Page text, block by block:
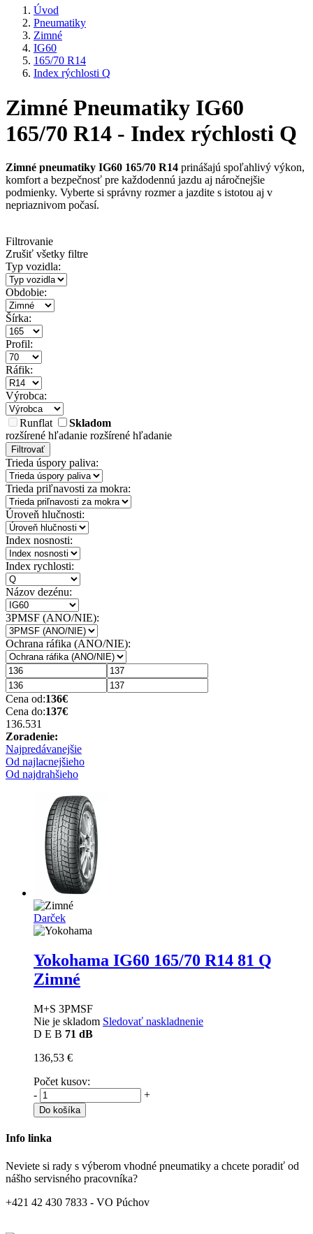
Úvod
Pneumatiky
Zimné
IG60
165/70 R14
Index rýchlosti Q
Zimné Pneumatiky IG60
165/70 R14 - Index rýchlosti Q
Zimné pneumatiky IG60 165/70 R14 prinášajú spoľahlivý výkon,
komfort a bezpečnosť pre každodennú jazdu aj náročnejšie
podmienky. Vyberte si správny rozmer a jazdite s istotou aj v
nepriaznivom počasí.
Filtrovanie
Zrušiť všetky filtre
Typ vozidla:
Obdobie:
Šírka:
Profil:
Ráfik:
Výrobca:
Runflat
Skladom
rozšírené hľadanie rozšírené hľadanie
Filtrovať
Trieda úspory paliva:
Trieda priľnavosti za mokra:
Úroveň hlučnosti:
Index nosnosti:
Index rychlosti:
Názov dezénu:
3PMSF (ANO/NIE):
Ochrana ráfika (ANO/NIE):
Cena od:136€
Cena do:137€
136.531
Zoradenie:
Najpredávanejšie
Od najlacnejšieho
Od najdrahšieho
Darček
Yokohama IG60 165/70 R14 81 Q
Zimné
M+S 3PMSF
Nie je skladom Sledovať naskladnenie
D E B 71 dB
136,53 €
Počet kusov:
-
+
Do košíka
Info linka
Neviete si rady s výberom vhodné pneumatiky a chcete poradiť od
nášho servisného pracovníka?
+421 42 430 7833 - VO Púchov